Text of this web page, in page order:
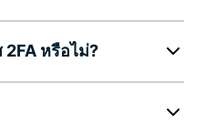
2FA หรือไม่?